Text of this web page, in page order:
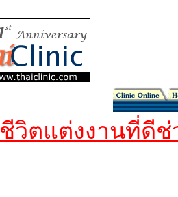
ชีวิตแต่งงานที่ดี